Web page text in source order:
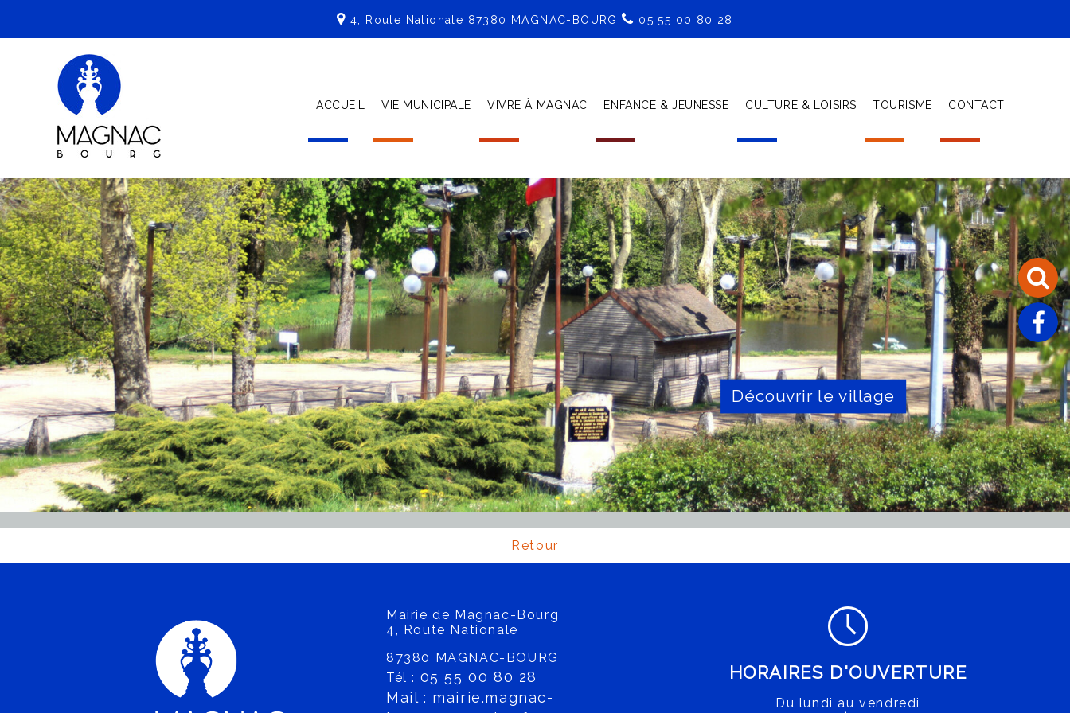
4, Route Nationale 87380 MAGNAC-BOURG 05 55 00 80 28
ACCUEIL VIE MUNICIPALE VIVRE À MAGNAC ENFANCE & JEUNESSE CULTURE & LOISIRS TOURISME CONTACT
Découvrir le village
Effectuez vos démarches en ligne
Découvrir le Centre de Loisirs
Retour
Mairie de Magnac-Bourg
4, Route Nationale
87380 MAGNAC-BOURG
Tél : 05 55 00 80 28
Mail : mairie.magnac-
HORAIRES D'OUVERTURE
Du lundi au vendredi